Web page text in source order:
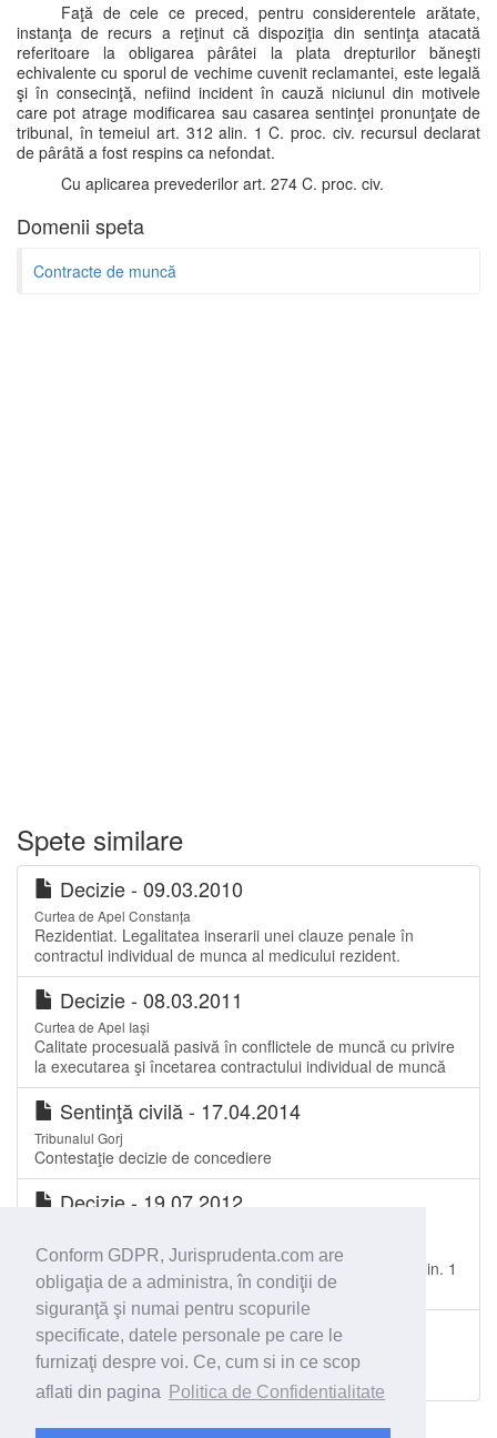
Conform GDPR, Jurisprudenta.com are
obligaţia de a administra, în condiţii de
siguranţă şi numai pentru scopurile
specificate, datele personale pe care le
furnizaţi despre voi. Ce, cum si in ce scop
aflati din pagina
Politica de Confidentialitate
Faţă de cele ce preced, pentru considerentele arătate,
instanţa de recurs a reţinut că dispoziţia din sentinţa atacată
referitoare la obligarea pârâtei la plata drepturilor băneşti
echivalente cu sporul de vechime cuvenit reclamantei, este legală
şi în consecinţă, nefiind incident în cauză niciunul din motivele
care pot atrage modificarea sau casarea sentinţei pronunţate de
tribunal, în temeiul art. 312 alin. 1 C. proc. civ. recursul declarat
de pârâtă a fost respins ca nefondat.
Cu aplicarea prevederilor art. 274 C. proc. civ.
Domenii speta
Contracte de muncă
Spete similare
Decizie - 09.03.2010
Curtea de Apel Constanța
Rezidentiat. Legalitatea inserarii unei clauze penale în
contractul individual de munca al medicului rezident.
Decizie - 08.03.2011
Curtea de Apel Iași
Calitate procesuală pasivă în conflictele de muncă cu privire
la executarea şi încetarea contractului individual de muncă
Sentinţă civilă - 17.04.2014
Tribunalul Gorj
Contestaţie decizie de concediere
Decizie - 19.07.2012
Litigiu de muncă - drepturi băneşti. Recurs împotriva
Încheierii de suspendare formulată în temeiul art. 244 alin. 1
pct. 1 Cod procedură civilă
Sentinţă civilă - 29.11.2017
Tribunalul Vaslui
acţiune în răspundere patrimonială